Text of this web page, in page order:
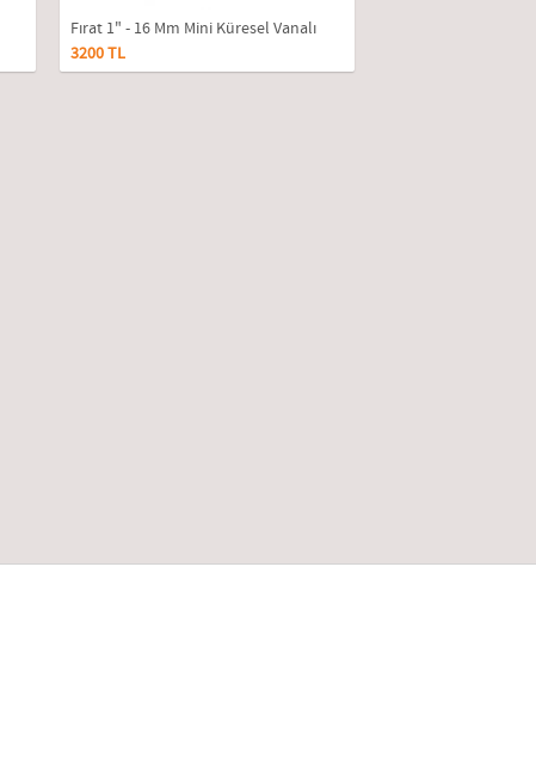
Fırat 1" - 16 Mm Mini Küresel Vanalı
Kollektör 4'lü Takım
3200 TL